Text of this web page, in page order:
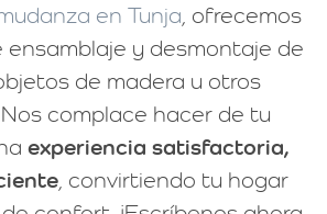
en Tunja, ofrecemos
ensamblaje y desmontaje de
de madera u otros
complace hacer de tu
experiencia satisfactoria,
, convirtiendo tu hogar